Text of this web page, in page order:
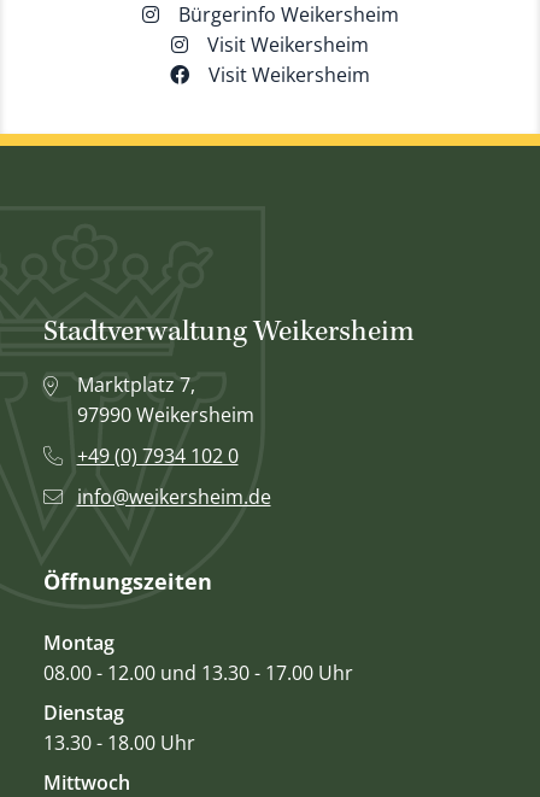
Bürgerinfo Weikersheim
Visit Weikersheim
Visit Weikersheim
Stadtverwaltung Weikersheim
Marktplatz 7,
97990 Weikersheim
+49 (0) 7934 102 0
info@weikersheim.de
Öffnungszeiten
Montag
08.00 - 12.00 und 13.30 - 17.00 Uhr
Dienstag
13.30 - 18.00 Uhr
Mittwoch